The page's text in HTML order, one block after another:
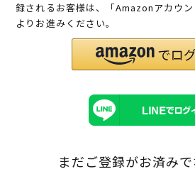
録されるお客様は、「Amazonアカウ
よりお進みください。
まだご登録がお済み